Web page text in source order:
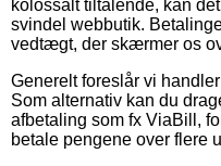
kolossalt tiltalende, kan
svindel webbutik.
vedtægt, der skærmer os
Generelt foreslår vi
Som alternativ kan du
afbetaling som fx ViaBill,
betale pengene over flere